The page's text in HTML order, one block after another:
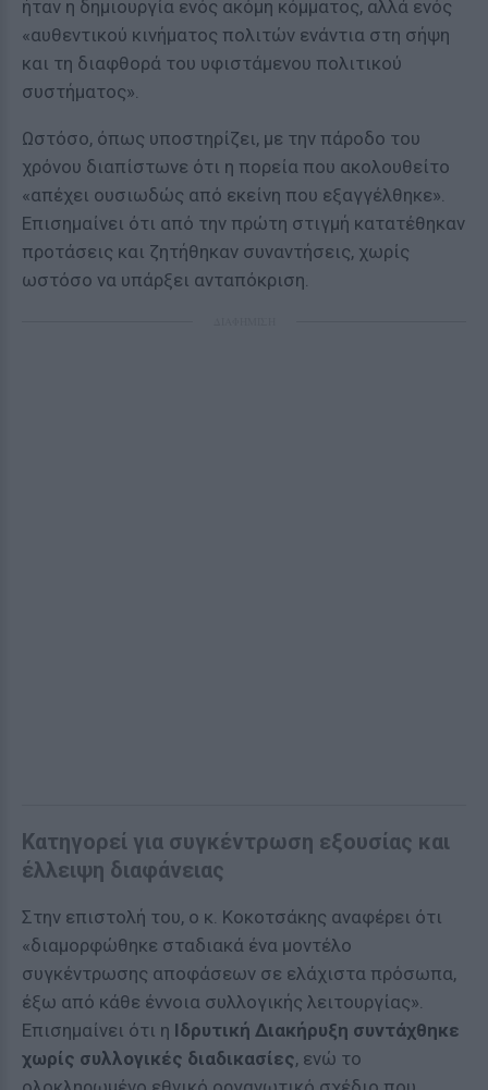
ήταν η δημιουργία ενός ακόμη κόμματος, αλλά ενός
«αυθεντικού κινήματος πολιτών ενάντια στη σήψη
και τη διαφθορά του υφιστάμενου πολιτικού
συστήματος».
Ωστόσο, όπως υποστηρίζει, με την πάροδο του
χρόνου διαπίστωνε ότι η πορεία που ακολουθείτο
«απέχει ουσιωδώς από εκείνη που εξαγγέλθηκε».
Επισημαίνει ότι από την πρώτη στιγμή κατατέθηκαν
προτάσεις και ζητήθηκαν συναντήσεις, χωρίς
ωστόσο να υπάρξει ανταπόκριση.
Κατηγορεί για συγκέντρωση εξουσίας και
έλλειψη διαφάνειας
Στην επιστολή του, ο κ. Κοκοτσάκης αναφέρει ότι
«διαμορφώθηκε σταδιακά ένα μοντέλο
συγκέντρωσης αποφάσεων σε ελάχιστα πρόσωπα,
έξω από κάθε έννοια συλλογικής λειτουργίας».
Επισημαίνει ότι η Ιδρυτική Διακήρυξη συντάχθηκε
χωρίς συλλογικές διαδικασίες, ενώ το